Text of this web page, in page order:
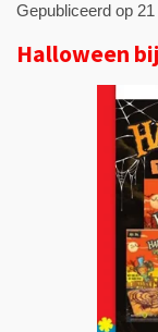
Gepubliceerd op
Halloween